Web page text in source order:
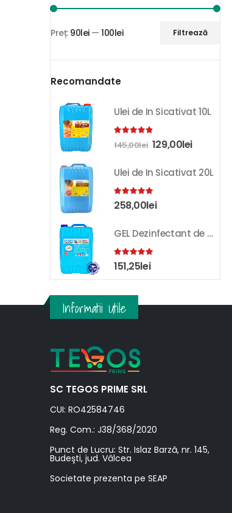
Filtrează
Preț: 90lei—100lei
Recomandate
Ulei de In Sicativat 10L
out of 5
145,00lei 129,00lei
Ulei de In Sicativat 20L
5.00out of 5
258,00lei
GEL Dezinfectant de Maini K-SEPT 10L
5.00out of 5
151,25lei
Informatii Utile
SC TEGOS PRIME SRL
CUI: RO42584746
Reg. Com.: J38/368/2020
Punct de Lucru: Str. Islaz Barză, nr. 145,
Budeşti, jud. Vâlcea
Societate prezenta pe SEAP